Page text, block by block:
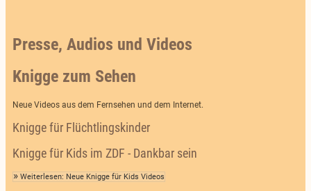
Presse, Audios und Videos
Knigge zum Sehen
Neue Videos aus dem Fernsehen und dem Internet.
Knigge für Flüchtlingskinder
Knigge für Kids im ZDF - Dankbar sein
Weiterlesen: Neue Knigge für Kids Videos